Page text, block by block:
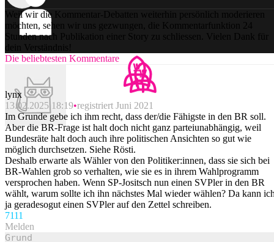
Weil wir die Kommentar-Debatten weiterhin persönlich moderieren
möchten, sehen wir uns gezwungen, die Kommentarfunktion 24
Stunden nach Publikation einer Story zu schliessen. Vielen Dank für
dein Verständnis!
Die beliebtesten Kommentare
lynx
13.02.2025 18:19 registriert Juni 2021
Im Grunde gebe ich ihm recht, dass der/die Fähigste in den BR soll.
Aber die BR-Frage ist halt doch nicht ganz parteiunabhängig, weil
Bundesräte halt doch auch ihre politischen Ansichten so gut wie
möglich durchsetzen. Siehe Rösti.
Deshalb erwarte als Wähler von den Politiker:innen, dass sie sich bei
BR-Wahlen grob so verhalten, wie sie es in ihrem Wahlprogramm
versprochen haben. Wenn SP-Jositsch nun einen SVPler in den BR
wählt, warum sollte ich ihn nächstes Mal wieder wählen? Da kann
ja geradesogut einen SVPler auf den Zettel schreiben.
7111
Melden